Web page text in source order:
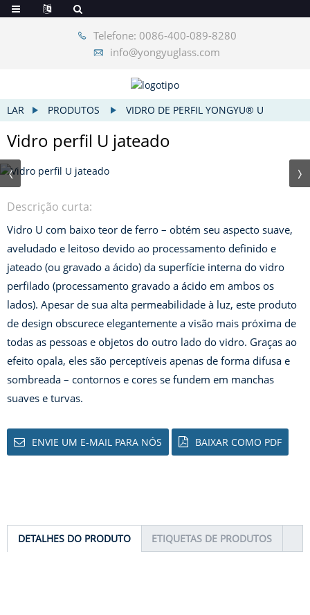
Telefone: 0086-400-089-8280
info@yongyuglass.com
LAR PRODUTOS VIDRO DE PERFIL YONGYU® U
Vidro perfil U jateado
Descrição curta:
Vidro U com baixo teor de ferro – obtém seu aspecto suave,
aveludado e leitoso devido ao processamento definido e
jateado (ou gravado a ácido) da superfície interna do vidro
perfilado (processamento gravado a ácido em ambos os
lados). Apesar de sua alta permeabilidade à luz, este produto
de design obscurece elegantemente a visão mais próxima de
todas as pessoas e objetos do outro lado do vidro. Graças ao
efeito opala, eles são perceptíveis apenas de forma difusa e
sombreada – contornos e cores se fundem em manchas
suaves e turvas.
ENVIE UM E-MAIL PARA NÓS BAIXAR COMO PDF
DETALHES DO PRODUTO ETIQUETAS DE PRODUTOS